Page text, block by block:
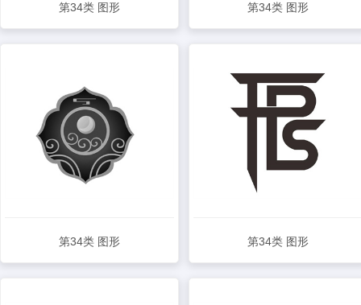
第34类 图形 第34类 图形
第34类 图形 第34类 图形